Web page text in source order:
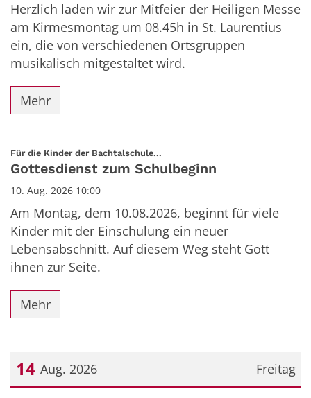
Herzlich laden wir zur Mitfeier der Heiligen Messe
am Kirmesmontag um 08.45h in St. Laurentius
ein, die von verschiedenen Ortsgruppen
musikalisch mitgestaltet wird.
Mehr
Für die Kinder der Bachtalschule...
Gottesdienst zum Schulbeginn
10. Aug. 2026 10:00
Am Montag, dem 10.08.2026, beginnt für viele
Kinder mit der Einschulung ein neuer
Lebensabschnitt. Auf diesem Weg steht Gott
ihnen zur Seite.
Mehr
Freitag
14 Aug. 2026